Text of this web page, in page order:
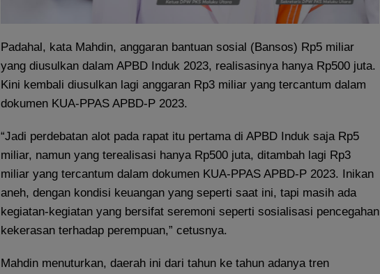
Padahal, kata Mahdin, anggaran bantuan sosial (Bansos) Rp5 miliar
yang diusulkan dalam APBD Induk 2023, realisasinya hanya Rp500 juta.
Kini kembali diusulkan lagi anggaran Rp3 miliar yang tercantum dalam
dokumen KUA-PPAS APBD-P 2023.
“Jadi perdebatan alot pada rapat itu pertama di APBD Induk saja Rp5
miliar, namun yang terealisasi hanya Rp500 juta, ditambah lagi Rp3
miliar yang tercantum dalam dokumen KUA-PPAS APBD-P 2023. Inikan
aneh, dengan kondisi keuangan yang seperti saat ini, tapi masih ada
kegiatan-kegiatan yang bersifat seremoni seperti sosialisasi pencegahan
kekerasan terhadap perempuan,” cetusnya.
Mahdin menuturkan, daerah ini dari tahun ke tahun adanya tren